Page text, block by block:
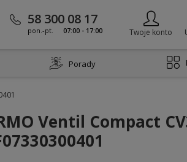
58 300 08 17
pon.-pt. 07:00 - 17:00 Twoje konto
Porady
Ventil Compact